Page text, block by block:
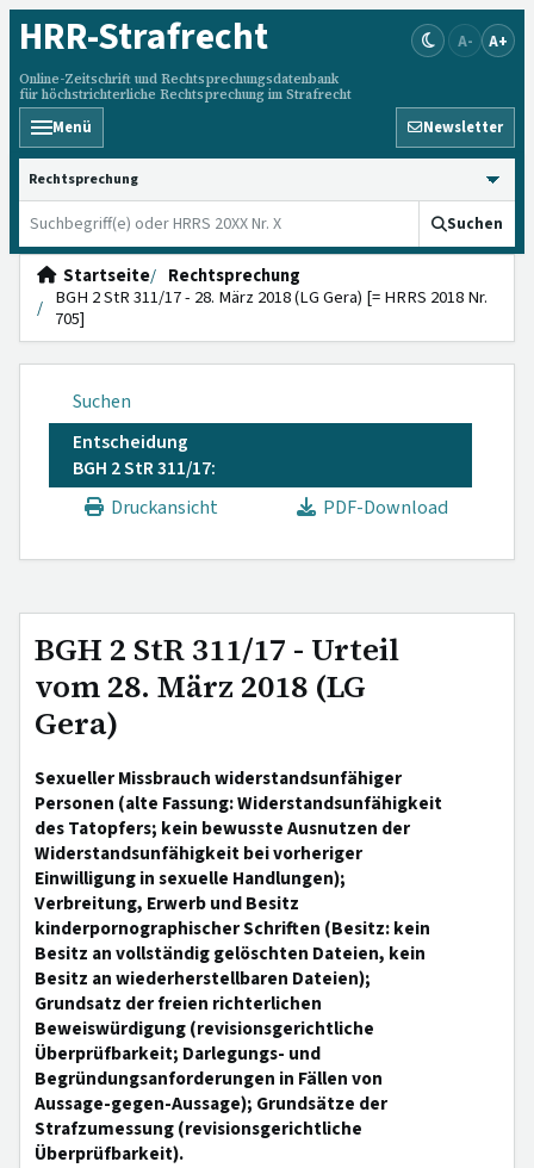
HRR-Strafrecht
Online-Zeitschrift und Rechtsprechungsdatenbank
für höchstrichterliche Rechtsprechung im Strafrecht
A- A+
Menü Newsletter
HRRS durchsuchen
Suchen
Startseite
Rechtsprechung
BGH 2 StR 311/17 - 28. März 2018 (LG Gera) [= HRRS 2018 Nr.
705]
Suchen
Entscheidung
BGH 2 StR 311/17:
Druckansicht
PDF-Download
BGH 2 StR 311/17 - Urteil
vom 28. März 2018 (LG
Gera)
Sexueller Missbrauch widerstandsunfähiger
Personen (alte Fassung: Widerstandsunfähigkeit
des Tatopfers; kein bewusste Ausnutzen der
Widerstandsunfähigkeit bei vorheriger
Einwilligung in sexuelle Handlungen);
Verbreitung, Erwerb und Besitz
kinderpornographischer Schriften (Besitz: kein
Besitz an vollständig gelöschten Dateien, kein
Besitz an wiederherstellbaren Dateien);
Grundsatz der freien richterlichen
Beweiswürdigung (revisionsgerichtliche
Überprüfbarkeit; Darlegungs- und
Begründungsanforderungen in Fällen von
Aussage-gegen-Aussage); Grundsätze der
Strafzumessung (revisionsgerichtliche
Überprüfbarkeit).